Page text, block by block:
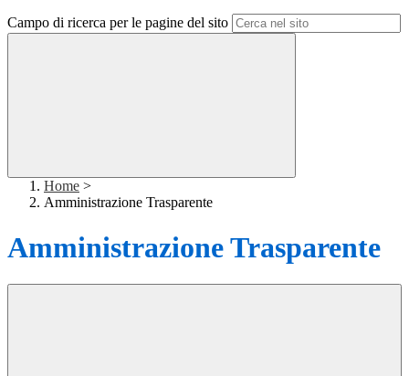
Campo di ricerca per le pagine del sito
Home >
Amministrazione Trasparente
Amministrazione Trasparente